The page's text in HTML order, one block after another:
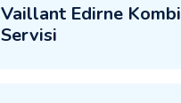
Vaillant Edirne Kombi
Servisi